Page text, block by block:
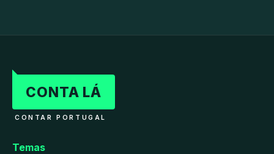
CONTA LÁ
CONTAR PORTUGAL
Temas